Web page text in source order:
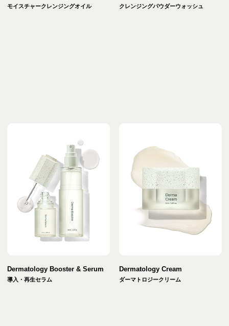
モイスチャークレンジングオイル クレンジングパウダーウォッシュ
Dermatology Booster & Serum
導入・再生セラム
Dermatology Cream
ダーマトロジークリーム